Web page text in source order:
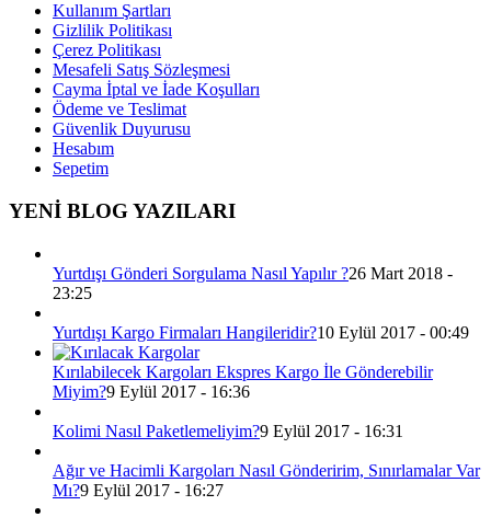
Kullanım Şartları
Gizlilik Politikası
Çerez Politikası
Mesafeli Satış Sözleşmesi
Cayma İptal ve İade Koşulları
Ödeme ve Teslimat
Güvenlik Duyurusu
Hesabım
Sepetim
YENİ BLOG YAZILARI
Yurtdışı Gönderi Sorgulama Nasıl Yapılır ?26 Mart 2018 -
23:25
Yurtdışı Kargo Firmaları Hangileridir?10 Eylül 2017 - 00:49
Kırılabilecek Kargoları Ekspres Kargo İle Gönderebilir
Miyim?9 Eylül 2017 - 16:36
Kolimi Nasıl Paketlemeliyim?9 Eylül 2017 - 16:31
Ağır ve Hacimli Kargoları Nasıl Gönderirim, Sınırlamalar Var
Mı?9 Eylül 2017 - 16:27